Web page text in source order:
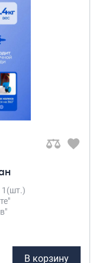
1(шт.)
В корзину